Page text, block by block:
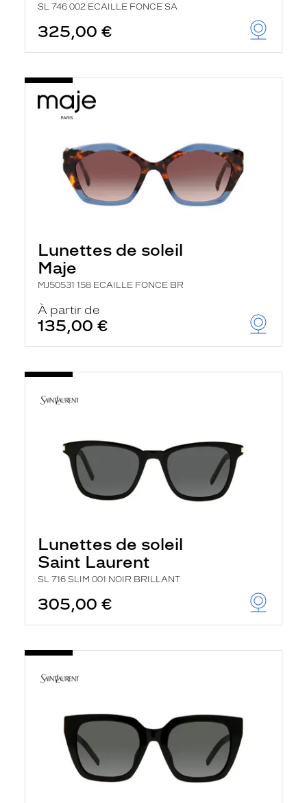
SL 746 002 ECAILLE FONCE SA
325,00 €
Lunettes de soleil
Maje
MJ50531 158 ECAILLE FONCE BR
À partir de
135,00 €
Lunettes de soleil
Saint Laurent
SL 716 SLIM 001 NOIR BRILLANT
305,00 €